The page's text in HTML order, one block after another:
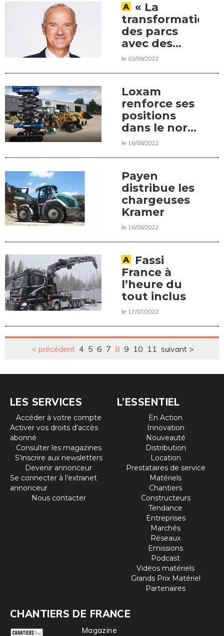
« La
transformation
des parcs
avec des
matériels «
effet
accélérateur
pour la
location ».
Une
Hénon,
Président de
l’ERA
le 03/09/2022
Loxam
renforce ses
positions
dans le nord
de la France
le 16/08/2022
Payen
distribue les
chargeuses
Kramer
le 16/08/2022
Fassi
France à
l’heure du
tout inclus
le 17/07/2022
< précédent 4 5 6 7 8 9 10 11 suivant >
LES SERVICES
Accéder à votre compte
Activer vos droits d’accès
abonné
Consulter les magazines
S’inscrire aux newsletters
Devenir annonceur
Se connecter à l’extranet
annonceur
Nous contacter
L’ESSENTIEL
En Action
Innovation
Nouveauté
Distribution
Location
Prestataires de service
Matériels
Chantiers
Constructeurs
Tendance
Entreprises
Marchés
Réseaux
Emissions
Podcast
Vidéos matériels
Grands Prix Matériel
Partenaires
CHANTIERS DE FRANCE
Magazine